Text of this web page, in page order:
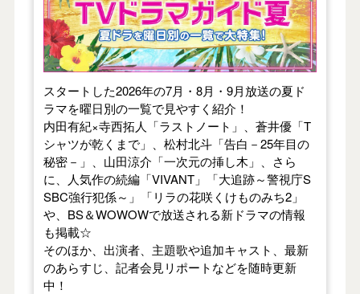
スタートした2026年の7月・8月・9月放送の夏ド
ラマを曜日別の一覧で見やすく紹介！
内田有紀×寺西拓人「ラストノート」、蒼井優「T
シャツが乾くまで」、松村北斗「告白－25年目の
秘密－」、山田涼介「一次元の挿し木」、さら
に、人気作の続編「VIVANT」「大追跡～警視庁S
SBC強行犯係～」「リラの花咲くけものみち2」
や、BS＆WOWOWで放送される新ドラマの情報
も掲載☆
そのほか、出演者、主題歌や追加キャスト、最新
のあらすじ、記者会見リポートなどを随時更新
中！